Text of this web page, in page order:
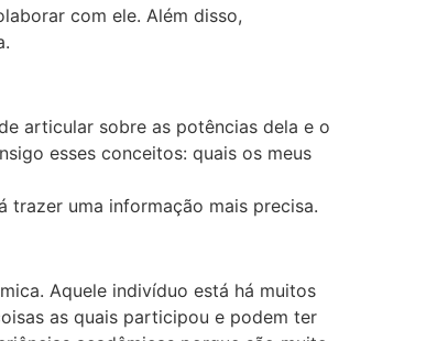
com ele. Além disso,
articular sobre as potências dela e o
esses conceitos: quais os meus
trazer uma informação mais precisa.
Aquele indivíduo está há muitos
as quais participou e podem ter